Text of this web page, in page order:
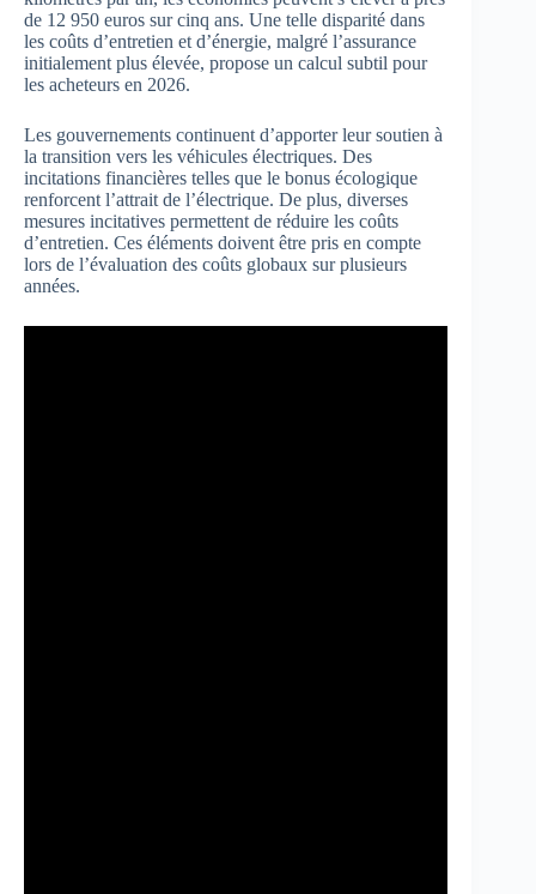
de 12 950 euros sur cinq ans. Une telle disparité dans
les coûts d’entretien et d’énergie, malgré l’assurance
initialement plus élevée, propose un calcul subtil pour
les acheteurs en 2026.
Les gouvernements continuent d’apporter leur soutien à
la transition vers les véhicules électriques. Des
incitations financières telles que le bonus écologique
renforcent l’attrait de l’électrique. De plus, diverses
mesures incitatives permettent de réduire les coûts
d’entretien. Ces éléments doivent être pris en compte
lors de l’évaluation des coûts globaux sur plusieurs
années.